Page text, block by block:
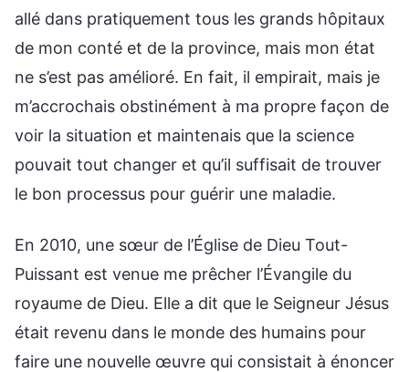
allé dans pratiquement tous les grands hôpitaux
de mon conté et de la province, mais mon état
ne s’est pas amélioré. En fait, il empirait, mais je
m’accrochais obstinément à ma propre façon de
voir la situation et maintenais que la science
pouvait tout changer et qu’il suffisait de trouver
le bon processus pour guérir une maladie.
En 2010, une sœur de l’Église de Dieu Tout-
Puissant est venue me prêcher l’Évangile du
royaume de Dieu. Elle a dit que le Seigneur Jésus
était revenu dans le monde des humains pour
faire une nouvelle œuvre qui consistait à énoncer